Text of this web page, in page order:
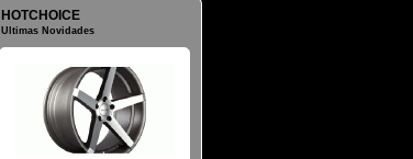
HOTCHOICE
Ultimas Novidades